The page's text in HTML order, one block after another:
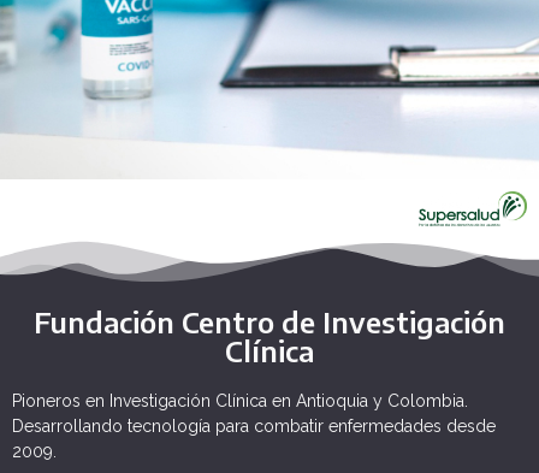
Fundación Centro de Investigación
Clínica
Pioneros en Investigación Clínica en Antioquia y Colombia.
Desarrollando tecnología para combatir enfermedades desde
2009.